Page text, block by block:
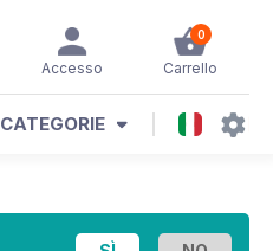
0
Carrello
Accesso
CATEGORIE